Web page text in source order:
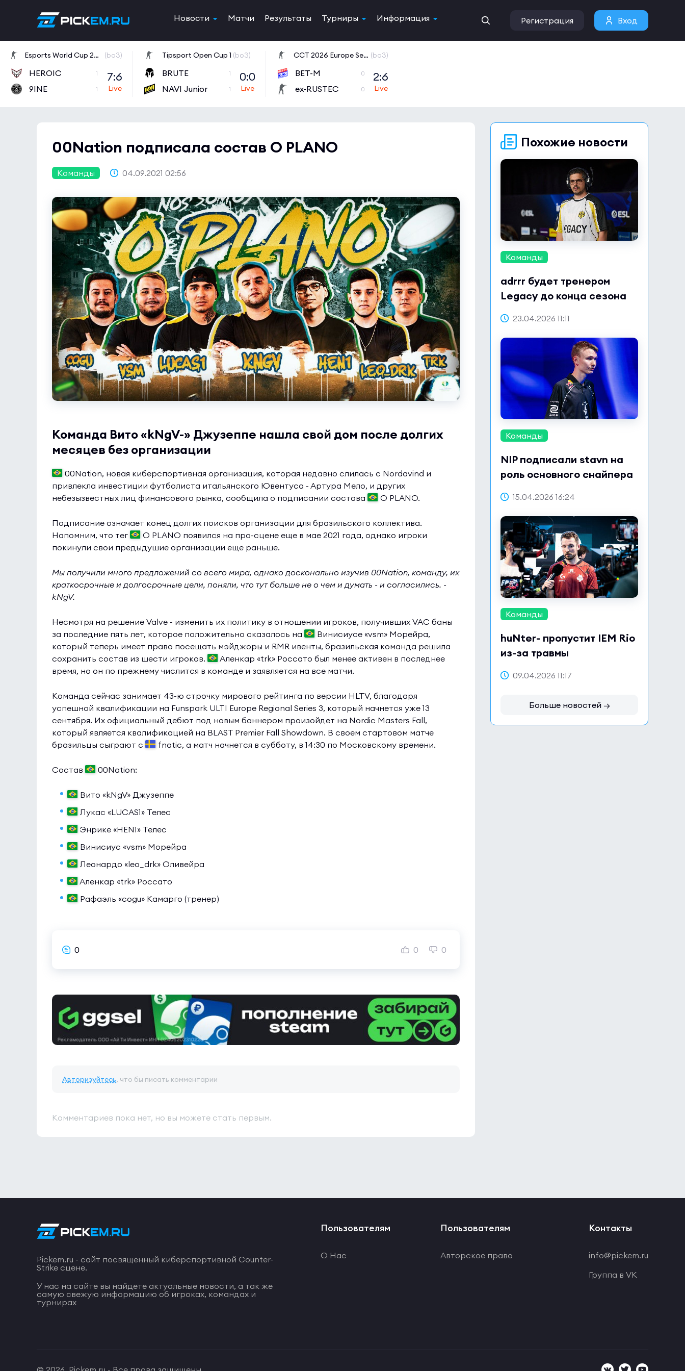
Новости Матчи Результаты Турниры Информация Регистрация Вход
Esports World Cup 2026 Open Qualifier (bo3)
HEROIC 1
9INE 1
7:6
Tipsport Open Cup 1 (bo3)
BRUTE 1
NAVI Junior 1
0:0
CCT 2026 Europe Series 6 (bo3)
BET-M 0
ex-RUSTEC 0
2:6
00Nation подписала состав O PLANO
Команды 04.09.2021 02:56
Команда Вито «kNgV-» Джузеппе нашла свой дом после долгих
месяцев без организации
00Nation, новая киберспортивная организация, которая недавно слилась с Nordavind и
привлекла инвестиции футболиста итальянского Ювентуса - Артура Мело, и других
небезызвестных лиц финансового рынка, сообщила о подписании состава
O PLANO.
Подписание означает конец долгих поисков организации для бразильского коллектива.
Напомним, что тег
O PLANO появился на про-сцене еще в мае 2021 года, однако игроки
покинули свои предыдушие организации еще раньше.
Мы получили много предложений со всего мира, однако досконально изучив 00Nation, команду, их
краткосрочные и долгосрочные цели, поняли, что тут больше не о чем и думать - и согласились. -
kNgV.
Несмотря на решение Valve - изменить их политику в отношении игроков, получивших VAC баны
за последние пять лет, которое положительно сказалось на
Винисиусе «vsm» Морейра,
который теперь имеет право посещать мэйджоры и RMR ивенты, бразильская команда решила
сохранить состав из шести игроков.
Аленкар «trk» Россато был менее активен в последнее
время, но он по прежнему числится в команде и заявляется на все матчи.
Команда сейчас занимает 43-ю строчку мирового рейтинга по версии HLTV, благодаря
успешной квалификации на Funspark ULTI Europe Regional Series 3, который начнется уже 13
сентября. Их официальный дебют под новым баннером произойдет на Nordic Masters Fall,
который является квалификацией на BLAST Premier Fall Showdown. В своем стартовом матче
бразильцы сыграют с
fnatic, а матч начнется в субботу, в 14:30 по Московскому времени.
Состав 00Nation:
Вито «kNgV» Джузеппе
Лукас «LUCAS1» Телес
Энрике «HEN1» Телес
Винисиус «vsm» Морейра
Леонардо «leo_drk» Оливейра
Аленкар «trk» Россато
Рафаэль «cogu» Камарго (тренер)
0 0 0
Авторизуйтесь, что бы писать комментарии
Комментариев пока нет, но вы можете стать первым.
Похожие новости
Команды
adrrr будет тренером
Legacy до конца сезона
23.04.2026 11:11
Команды
NIP подписали stavn на
роль основного снайпера
15.04.2026 16:24
Команды
huNter- пропустит IEM Rio
из-за травмы
09.04.2026 11:17
Больше новостей →
Pickem.ru - сайт посвященный киберспортивной Counter-
Strike сцене.
У нас на сайте вы найдете актуальные новости, а так же
самую свежую информацию об игроках, командах и
турнирах
Пользователям
О Нас
Пользователям
Авторское право
Контакты
info@pickem.ru
Группа в VK